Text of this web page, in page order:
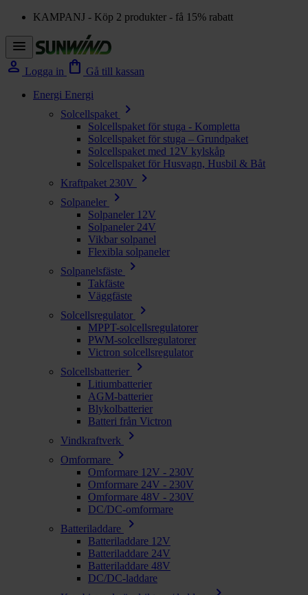
KAMPANJ - Köp 2 produkter - få 15% rabatt
menu
person Logga in shopping_bag Gå till kassan
Energi Energi
Solcellspaket
chevron_right
Solcellspaket för stuga - Kompletta
Solcellspaket för stuga – Grundpaket
Solcellspaket med 12V kylskåp
Solcellspaket för Husvagn, Husbil & Båt
Kraftpaket 230V
chevron_right
Solpaneler chevron_right
Solpaneler 12V
Solpaneler 24V
Vikbar solpanel
Flexibla solpaneler
Solpanelsfäste
chevron_right
Takfäste
Väggfäste
Solcellsregulator
chevron_right
MPPT-solcellsregulatorer
PWM-solcellsregulatorer
Victron solcellsregulator
Solcellsbatterier
chevron_right
Litiumbatterier
AGM-batterier
Blykolbatterier
Batteri från Victron
Vindkraftverk
chevron_right
Omformare chevron_right
Omformare 12V - 230V
Omformare 24V - 230V
Omformare 48V - 230V
DC/DC-omformare
Batteriladdare
chevron_right
Batteriladdare 12V
Batteriladdare 24V
Batteriladdare 48V
DC/DC-laddare